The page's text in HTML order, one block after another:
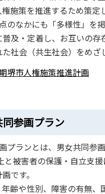
施策を推進するため策定
のなかにも「多様性」を
及・定着し、お互いの存
社会（共生社会）をめざ
堺市人権施策推進計画
参画プラン
プランとは、男女共同参
と被害者の保護・自立支
です。
齢や性別、障害の有無